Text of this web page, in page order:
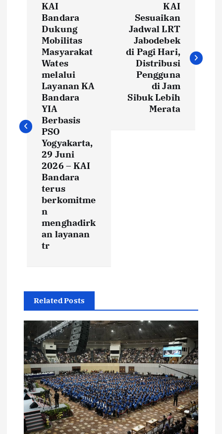
a
o
n
KAI
Bandara
Dukung
Mobilitas
Masyarakat
Wates
melalui
Layanan KA
Bandara
YIA
Berbasis
PSO
Yogyakarta,
29 Juni
2026 – KAI
Bandara
terus
berkomitme
n
menghadirk
an layanan
tr
KAI
Sesuaikan
Jadwal LRT
Jabodebek
di Pagi Hari,
Distribusi
Pengguna
di Jam
Sibuk Lebih
Merata
Related Posts